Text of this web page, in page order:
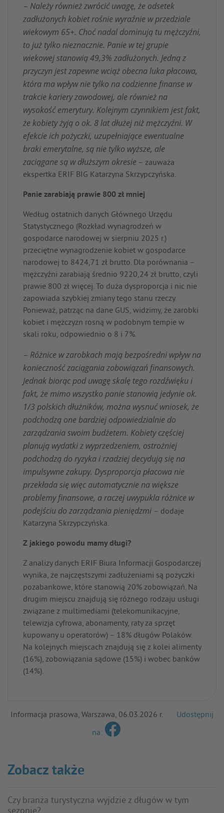
– Należy również zwrócić uwagę, że odsetek
zadłużonych kobiet rośnie wyraźnie w przedziale
wiekowym 65+. Choć nadal dominują tu mężczyźni,
to już tylko nieznacznie. Panie w tej grupie
wiekowej stanowią 49,3% zadłużonych. Jedną z
przyczyn jest zapewne wciąż obecna luka płacowa,
która ma wpływ nie tylko na codzienne finanse w
trakcie kariery zawodowej, ale również na
wysokość emerytury. Kolejnym czynnikiem jest fakt,
że kobiety żyją o ok. 8 lat dłużej niż mężczyźni. W
efekcie ich pożyczki, uzupełniające ewentualne
braki emerytalne, są nie tylko wyższe, ale
zaciągane są w dłuższym okresie – zauważa
ekspertka ERIF BIG Katarzyna Skrzypczyńska.
Panie zarabiają prawie 800 zł mniej
Według ostatnich danych Głównego Urzędu
Statystycznego (Rozkład wynagrodzeń w
gospodarce narodowej w sierpniu 2025 r.)
przeciętne wynagrodzenie kobiet w gospodarce
narodowej to 8424,71 zł brutto. Dla porównania –
mężczyźni zarabiają średnio 9220,24 zł brutto, czyli
prawie 800 zł więcej. To duża dysproporcja i nic nie
zapowiada szybkiej zmiany tego stanu rzeczy.
Ponieważ, patrząc na dane GUS, widzimy, że zarobki
kobiet i mężczyzn rosną w podobnym tempie w
skali roku, odpowiednio o 8 i 7%.
– Różnice w zarobkach mają bezpośredni wpływ na
konieczność zaciągania zobowiązań finansowych.
Jednak biorąc pod uwagę skalę tego rozdźwięku i
fakt, że mimo wszystko panie stanowią jedynie ok.
1/3 polskich dłużników, można wysnuć wniosek, że
podchodzą one bardziej odpowiedzialnie do
zarządzania swoim budżetem. Kobiety częściej
planują wydatki z wyprzedzeniem, ostrożniej
podchodzą do ryzyka i rzadziej decydują się na
impulsywne zakupy. Dysproporcja płacowa nie
przekłada się więc automatycznie na większe
problemy finansowe, a raczej uwypukla różnice w
podejściu do zarządzania pieniędzmi – dodaje
Katarzyna Skrzypczyńska.
Z jakiego powodu mamy długi?
Z analizy danych ERIF Biura Informacji Gospodarczej
wynika, że najczęstszymi zadłużeniami są pożyczki
pozabankowe, które stanowią 20% zobowiązań. Na
drugim miejscu znajdują się różnego rodzaju usługi
związane z multimediami (telekomunikacyjne,
telewizja cyfrowa, abonamenty, raty za sprzęt
kupowany u operatorów) – 18% długów Polaków.
Na kolejnych miejscach znajdują się z kolei alimenty
(16%), zobowiązania sądowe (15%) i wobec banków
(14%).
Informacja prasowa, Warszawa, 06.03.2026 r.
Udostępnij
na:
Zobacz także
Czy branża turystyczna wyjdzie z długów w tym